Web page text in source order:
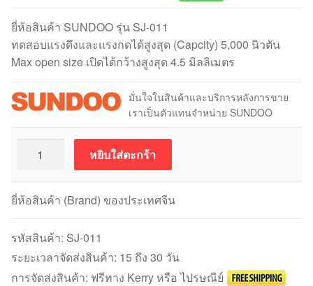
ยี่ห้อสินค้า SUNDOO รุ่น SJ-011
ทดสอบแรงดึงและแรงกดได้สูงสุด (Capcity) 5,000 นิวตัน
Max open size เปิดได้กว้างสูงสุด 4.5 มิลลิเมตร
มั่นใจในสินค้าและบริการหลังการขาย
เราเป็นตัวแทนจำหน่าย SUNDOO
SUNDOO
SJ-
011
Pincer
Clamp
(5000
หยิบใส่ตะกร้า
ยี่ห้อสินค้า (Brand) ของประเทศจีน
รหัสสินค้า: SJ-011
ระยะเวลาจัดส่งสินค้า: 15 ถึง 30 วัน
การจัดส่งสินค้า: ฟรีทาง Kerry หรือ ไปรษณีย์